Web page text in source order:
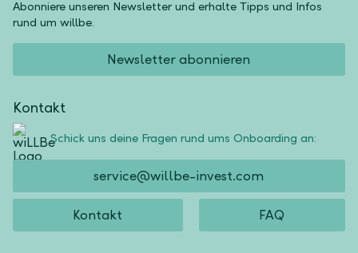
Abonniere unseren Newsletter und erhalte Tipps und Infos
rund um willbe.
Newsletter abonnieren
Kontakt
Schick uns deine Fragen rund ums Onboarding an:
service@willbe-invest.com
Kontakt FAQ